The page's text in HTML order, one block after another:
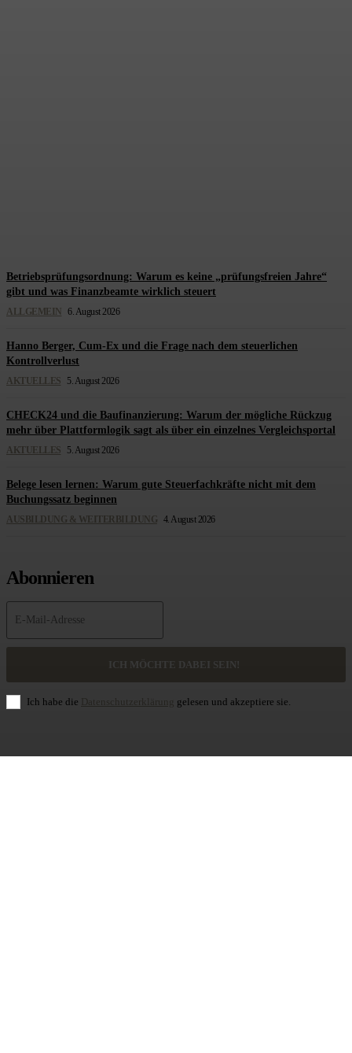
Betriebsprüfungsordnung: Warum es keine „prüfungsfreien Jahre“
gibt und was Finanzbeamte wirklich steuert
ALLGEMEIN 6. August 2026
Hanno Berger, Cum-Ex und die Frage nach dem steuerlichen
Kontrollverlust
AKTUELLES 5. August 2026
CHECK24 und die Baufinanzierung: Warum der mögliche Rückzug
mehr über Plattformlogik sagt als über ein einzelnes Vergleichsportal
AKTUELLES 5. August 2026
Belege lesen lernen: Warum gute Steuerfachkräfte nicht mit dem
Buchungssatz beginnen
AUSBILDUNG & WEITERBILDUNG 4. August 2026
Abonnieren
ICH MÖCHTE DABEI SEIN!
Ich habe die Datenschutzerklärung gelesen und akzeptiere sie.